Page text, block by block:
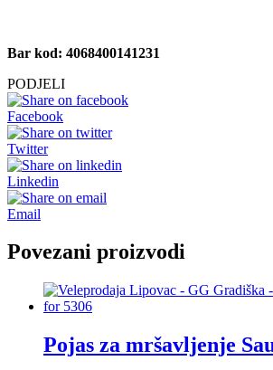
Bar kod: 4068400141231
PODJELI
Facebook
Twitter
Linkedin
Email
Povezani proizvodi
Pojas za mršavljenje